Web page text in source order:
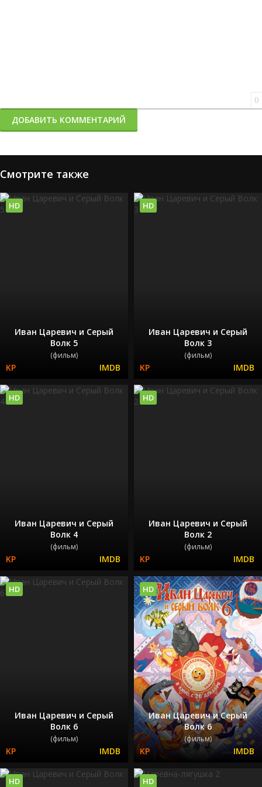
0
ДОБАВИТЬ КОММЕНТАРИЙ
Смотрите также
Иван Царевич и Серый
Волк 5
(фильм)
HD
Иван Царевич и Серый
Волк 3
(фильм)
HD
Иван Царевич и Серый
Волк 4
(фильм)
HD
Иван Царевич и Серый
Волк 2
(фильм)
HD
Иван Царевич и Серый
Волк 6
(фильм)
HD
Иван Царевич и Серый
Волк 6
(фильм)
HD
HD HD